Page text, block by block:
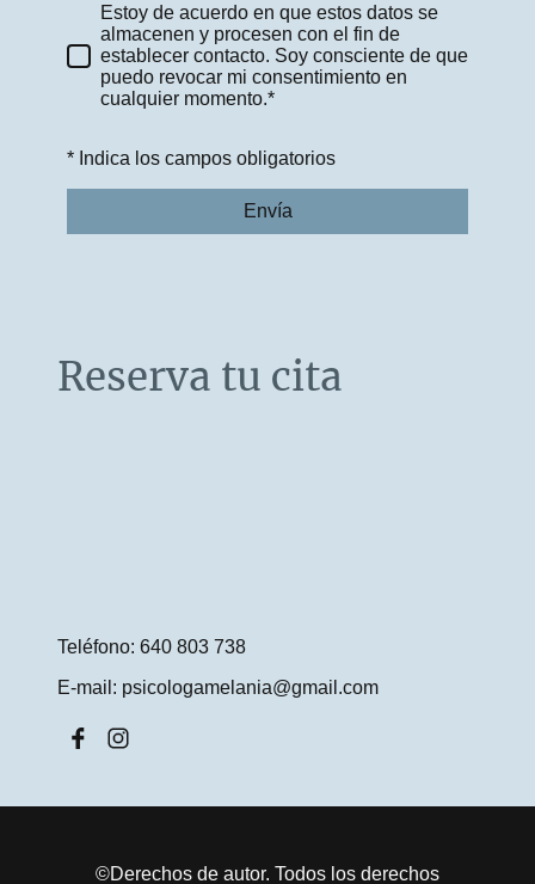
Estoy de acuerdo en que estos datos se
almacenen y procesen con el fin de
establecer contacto. Soy consciente de que
puedo revocar mi consentimiento en
cualquier momento.*
* Indica los campos obligatorios
Envía
Reserva tu cita
Teléfono: 640 803 738
E-mail: psicologamelania@gmail.com
©Derechos de autor. Todos los derechos